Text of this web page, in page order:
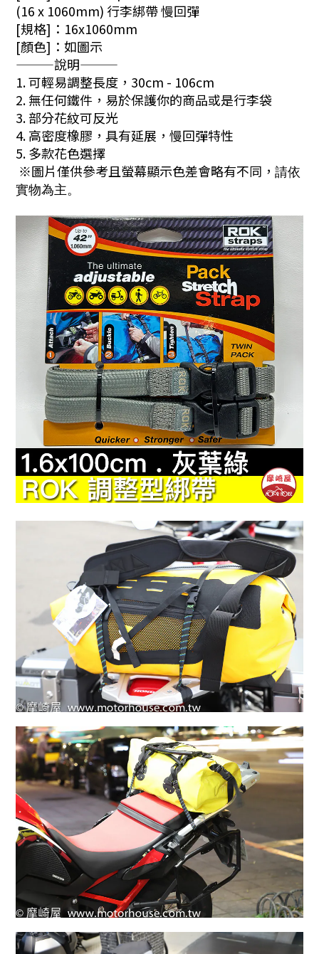
(16 x 1060mm) 行李綁帶 慢回彈
[規格]：16x1060mm
[顏色]：如圖示
———說明———
1. 可輕易調整長度，30cm - 106cm
2. 無任何鐵件，易於保護你的商品或是行李袋
3. 部分花紋可反光
4. 高密度橡膠，具有延展，慢回彈特性
5. 多款花色選擇
※圖片僅供參考且螢幕顯示色差會略有不同， 請依
實物為主。